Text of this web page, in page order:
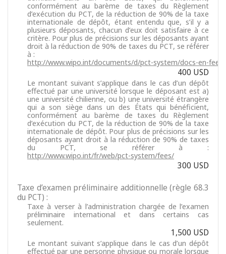
conformément au barème de taxes du Règlement
d’exécution du PCT, de la réduction de 90% de la taxe
internationale de dépôt, étant entendu que, s’il y a
plusieurs déposants, chacun d’eux doit satisfaire à ce
critère. Pour plus de précisions sur les déposants ayant
droit à la réduction de 90% de taxes du PCT, se référer
à :
http://www.wipo.int/documents/d/pct-system/docs-en-fee-
400 USD
Le montant suivant s’applique dans le cas d’un dépôt
effectué par une université lorsque le déposant est a)
une université chilienne, ou b) une université étrangère
qui a son siège dans un des États qui bénéficient,
conformément au barème de taxes du Règlement
d’exécution du PCT, de la réduction de 90% de la taxe
internationale de dépôt. Pour plus de précisions sur les
déposants ayant droit à la réduction de 90% de taxes
du PCT, se référer à :
http://www.wipo.int/fr/web/pct-system/fees/
300 USD
Taxe d’examen préliminaire additionnelle (règle 68.3
du PCT) :
Taxe à verser à l’administration chargée de l’examen
préliminaire international et dans certains cas
seulement.
1,500 USD
Le montant suivant s’applique dans le cas d’un dépôt
effectué par une personne physique ou morale lorsque